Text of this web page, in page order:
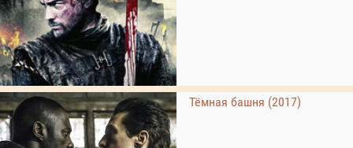
Тёмная башня (2017)